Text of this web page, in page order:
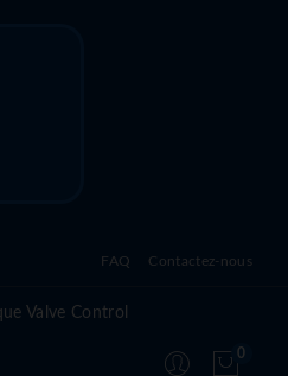
FAQ
valve control
Contactez-nous
Valve Control
0